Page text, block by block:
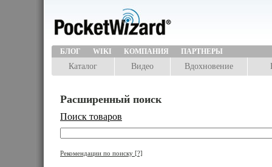
БЛОГ WIKI КОМПАНИЯ ПАРТНЕРЫ
Каталог Видео Вдохновение
Расширенный поиск
Поиск товаров
Рекомендации по поиску [?]